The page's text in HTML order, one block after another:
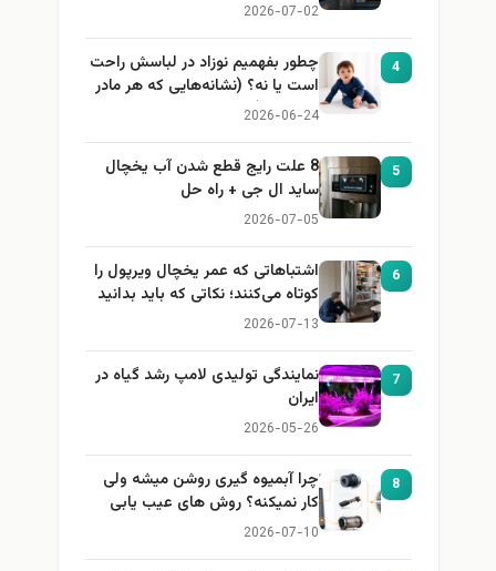
2026-07-02
4
چطور بفهمیم نوزاد در لباسش راحت
است یا نه؟ (نشانه‌هایی که هر مادر
باید بداند)
2026-06-24
5
8 علت رایج قطع شدن آب یخچال
ساید ال جی + راه حل
2026-07-05
6
اشتباهاتی که عمر یخچال ویرپول را
کوتاه می‌کنند؛ نکاتی که باید بدانید
2026-07-13
7
نمایندگی تولیدی لامپ رشد گیاه در
ایران
2026-05-26
8
چرا آبمیوه گیری روشن میشه ولی
کار نمیکنه؟ روش های عیب یابی
2026-07-10